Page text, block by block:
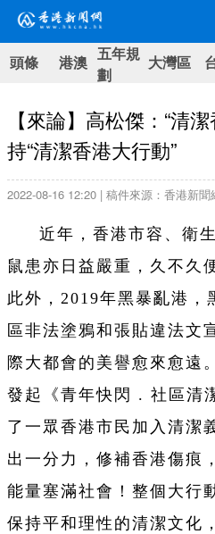
頭條 港澳 五年規
劃
大灣區
【來論】高松傑：“清
持“清潔香港大行動”
2022-08-16 12:20 | 稿件來源：香港新聞
近年，香港市容、衛
鼠患亦日益嚴重，久不久
此外，2019年黑暴亂港，
區非法塗鴉和張貼違法文
際大都會的美譽愈來愈遠
發起《青年快閃 . 社區清
了一眾香港市民加入清潔
出一分力，修補香港傷痕
能量塞滿社會！整個大行
保持平和理性的清潔文化